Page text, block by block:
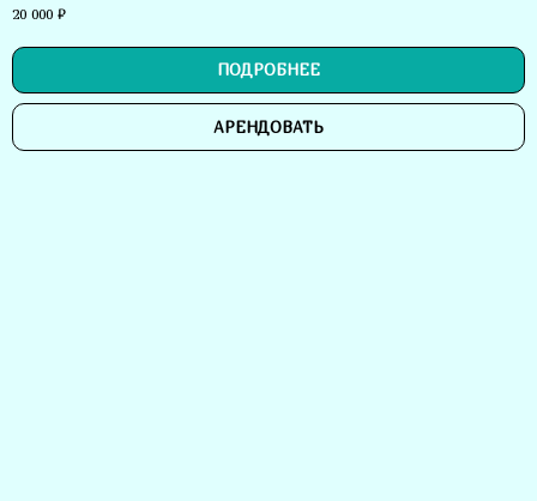
20 000 ₽
ПОДРОБНЕЕ
АРЕНДОВАТЬ